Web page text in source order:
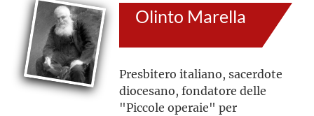
Olinto Marella
Presbitero italiano, sacerdote
diocesano, fondatore delle
"Piccole operaie" per